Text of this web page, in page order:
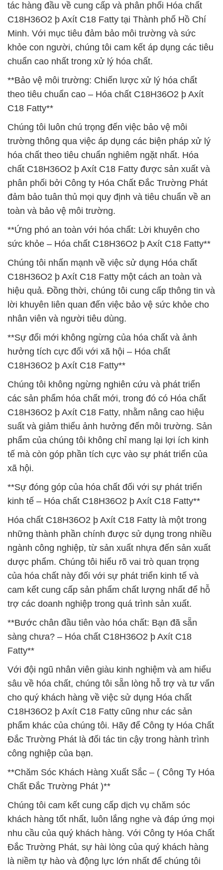
tác hàng đầu về cung cấp và phân phối Hóa chất
C18H36O2 þ Axít C18 Fatty tại Thành phố Hồ Chí
Minh. Với mục tiêu đảm bảo môi trường và sức
khỏe con người, chúng tôi cam kết áp dụng các tiêu
chuẩn cao nhất trong xử lý hóa chất.
**Bảo vệ môi trường: Chiến lược xử lý hóa chất
theo tiêu chuẩn cao – Hóa chất C18H36O2 þ Axít
C18 Fatty**
Chúng tôi luôn chú trọng đến việc bảo vệ môi
trường thông qua việc áp dụng các biện pháp xử lý
hóa chất theo tiêu chuẩn nghiêm ngặt nhất. Hóa
chất C18H36O2 þ Axít C18 Fatty được sản xuất và
phân phối bởi Công ty Hóa Chất Đắc Trường Phát
đảm bảo tuân thủ mọi quy định và tiêu chuẩn về an
toàn và bảo vệ môi trường.
**Ứng phó an toàn với hóa chất: Lời khuyên cho
sức khỏe – Hóa chất C18H36O2 þ Axít C18 Fatty**
Chúng tôi nhấn mạnh về việc sử dụng Hóa chất
C18H36O2 þ Axít C18 Fatty một cách an toàn và
hiệu quả. Đồng thời, chúng tôi cung cấp thông tin và
lời khuyên liên quan đến việc bảo vệ sức khỏe cho
nhân viên và người tiêu dùng.
**Sự đổi mới không ngừng của hóa chất và ảnh
hưởng tích cực đối với xã hội – Hóa chất
C18H36O2 þ Axít C18 Fatty**
Chúng tôi không ngừng nghiên cứu và phát triển
các sản phẩm hóa chất mới, trong đó có Hóa chất
C18H36O2 þ Axít C18 Fatty, nhằm nâng cao hiệu
suất và giảm thiểu ảnh hưởng đến môi trường. Sản
phẩm của chúng tôi không chỉ mang lại lợi ích kinh
tế mà còn góp phần tích cực vào sự phát triển của
xã hội.
**Sự đóng góp của hóa chất đối với sự phát triển
kinh tế – Hóa chất C18H36O2 þ Axít C18 Fatty**
Hóa chất C18H36O2 þ Axít C18 Fatty là một trong
những thành phần chính được sử dụng trong nhiều
ngành công nghiệp, từ sản xuất nhựa đến sản xuất
dược phẩm. Chúng tôi hiểu rõ vai trò quan trọng
của hóa chất này đối với sự phát triển kinh tế và
cam kết cung cấp sản phẩm chất lượng nhất để hỗ
trợ các doanh nghiệp trong quá trình sản xuất.
**Bước chân đầu tiên vào hóa chất: Bạn đã sẵn
sàng chưa? – Hóa chất C18H36O2 þ Axít C18
Fatty**
Với đội ngũ nhân viên giàu kinh nghiệm và am hiểu
sâu về hóa chất, chúng tôi sẵn lòng hỗ trợ và tư vấn
cho quý khách hàng về việc sử dụng Hóa chất
C18H36O2 þ Axít C18 Fatty cũng như các sản
phẩm khác của chúng tôi. Hãy để Công ty Hóa Chất
Đắc Trường Phát là đối tác tin cậy trong hành trình
công nghiệp của bạn.
**Chăm Sóc Khách Hàng Xuất Sắc – ( Công Ty Hóa
Chất Đắc Trường Phát )**
Chúng tôi cam kết cung cấp dịch vụ chăm sóc
khách hàng tốt nhất, luôn lắng nghe và đáp ứng mọi
nhu cầu của quý khách hàng. Với Công ty Hóa Chất
Đắc Trường Phát, sự hài lòng của quý khách hàng
là niềm tự hào và động lực lớn nhất để chúng tôi